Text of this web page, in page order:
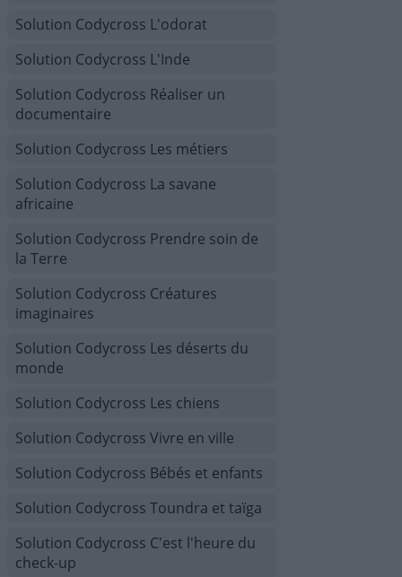
Solution Codycross L'odorat
Solution Codycross L'Inde
Solution Codycross Réaliser un
documentaire
Solution Codycross Les métiers
Solution Codycross La savane
africaine
Solution Codycross Prendre soin de
la Terre
Solution Codycross Créatures
imaginaires
Solution Codycross Les déserts du
monde
Solution Codycross Les chiens
Solution Codycross Vivre en ville
Solution Codycross Bébés et enfants
Solution Codycross Toundra et taïga
Solution Codycross C'est l'heure du
check-up